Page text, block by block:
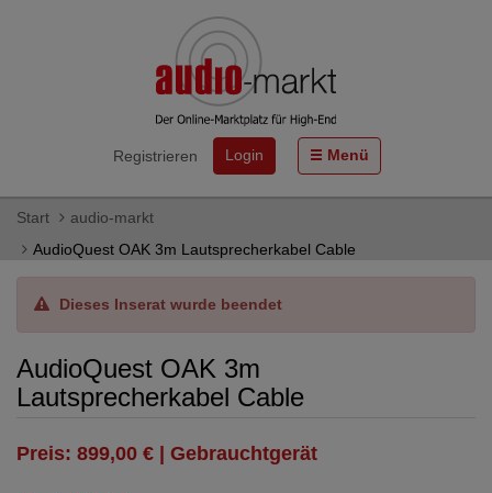
Registrieren Login Menü
Start
audio-markt
AudioQuest OAK 3m Lautsprecherkabel Cable
Dieses Inserat wurde beendet
AudioQuest OAK 3m
Lautsprecherkabel Cable
Preis: 899,00 € | Gebrauchtgerät